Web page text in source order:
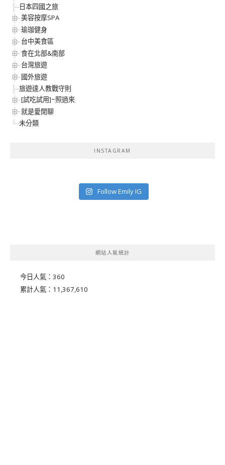
日本四國之旅
美容按摩SPA
瑜珈健身
台中美食區
食在北部&南部
台灣旅遊
國外旅遊
旅遊達人教戰守則
[試吃試用]~照過來
就是愛閒聊
未分類
INSTAGRAM
Follow Emily IG
網站人氣統計
今日人氣： 360
累計人氣： 11,367,610